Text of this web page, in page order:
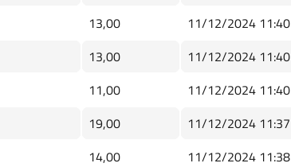
13,00
11/12/2024 11:40
13,00
11/12/2024 11:40
11,00
11/12/2024 11:40
19,00
11/12/2024 11:37
14,00
11/12/2024 11:38